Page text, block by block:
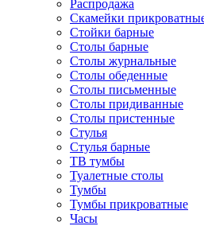
Распродажа
Скамейки
Стойки барные
Столы барные
Столы журнальные
Столы обеденные
Столы письменные
Столы придиванные
Столы пристенные
Стулья
Стулья барные
ТВ тумбы
Туалетные столы
Тумбы
Тумбы прикроватные
Часы